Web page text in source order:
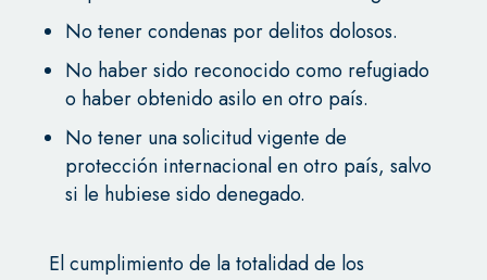
No tener condenas por delitos dolosos.
No haber sido reconocido como refugiado
o haber obtenido asilo en otro país.
No tener una solicitud vigente de
protección internacional en otro país, salvo
si le hubiese sido denegado.
El cumplimiento de la totalidad de los